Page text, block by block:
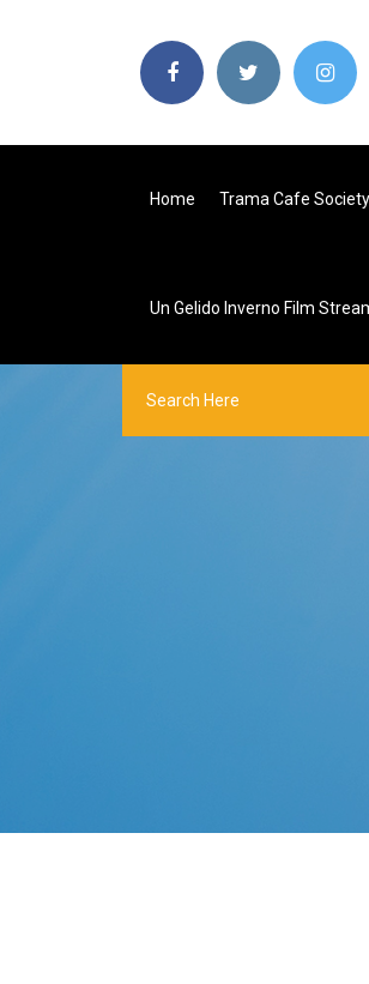
Home Trama Cafe Society
Un Gelido Inverno Film